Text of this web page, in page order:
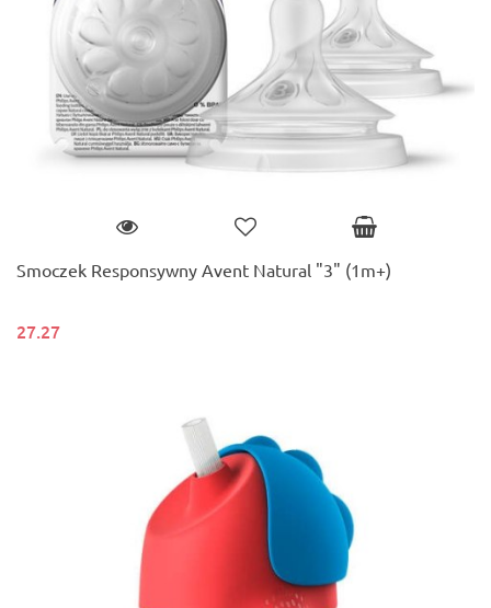
Smoczek Responsywny Avent Natural "3" (1m+)
27.27